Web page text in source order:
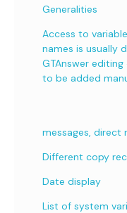
Generalities
Access to
names is usually
GTAnswer
to be added
–
messages, direct
Different copy
Date display
List of system